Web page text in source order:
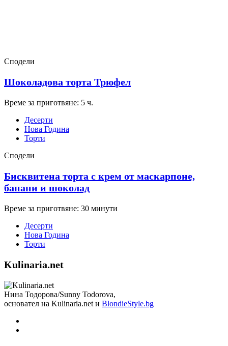
Сподели
Шоколадова торта Трюфел
Време за приготвяне: 5 ч.
Десерти
Нова Година
Торти
Сподели
Бисквитена торта с крем от маскарпоне,
банани и шоколад
Време за приготвяне: 30 минути
Десерти
Нова Година
Торти
Kulinaria.net
Нина Тодорова/Sunny Todorova,
основател на Kulinaria.net и BlondieStyle.bg